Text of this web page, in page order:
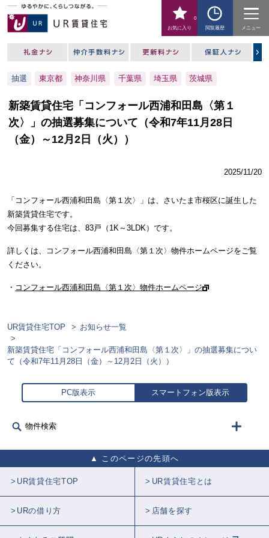
お気に入り
0
閲覧履歴
メニュー
抽選 東京都 神奈川県 千葉県 埼玉県 茨城県
新築賃貸住宅「コンフォール西浦和田島〈第１
次〉」の抽選募集について（令和7年11月28日
（金）～12月2日（火））
2025/11/20
「コンフォール西浦和田島〈第１次〉」は、さいたま市桜区に誕生した
新築賃貸住宅です。
今回募集する住宅は、83戸（1K～3LDK）です。
詳しくは、コンフォール西浦和田島〈第１次〉物件ホームページをご覧
ください。
・ コンフォール西浦和田島〈第１次〉物件ホームページ
UR賃貸住宅TOP お知らせ一覧
新築賃貸住宅「コンフォール西浦和田島〈第１次〉」の抽選募集につい
て（令和7年11月28日（金）～12月2日（火））
PC版表示 スマートフォン版表示
物件検索
このページの先頭へ
UR賃貸住宅TOP UR賃貸住宅とは
URの借り方 店舗を探す